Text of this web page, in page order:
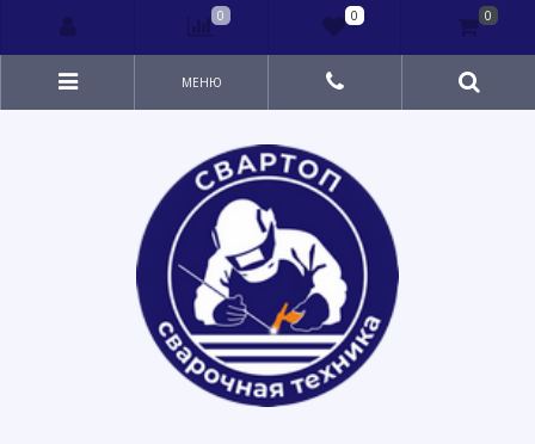
МЕНЮ
0 0 0